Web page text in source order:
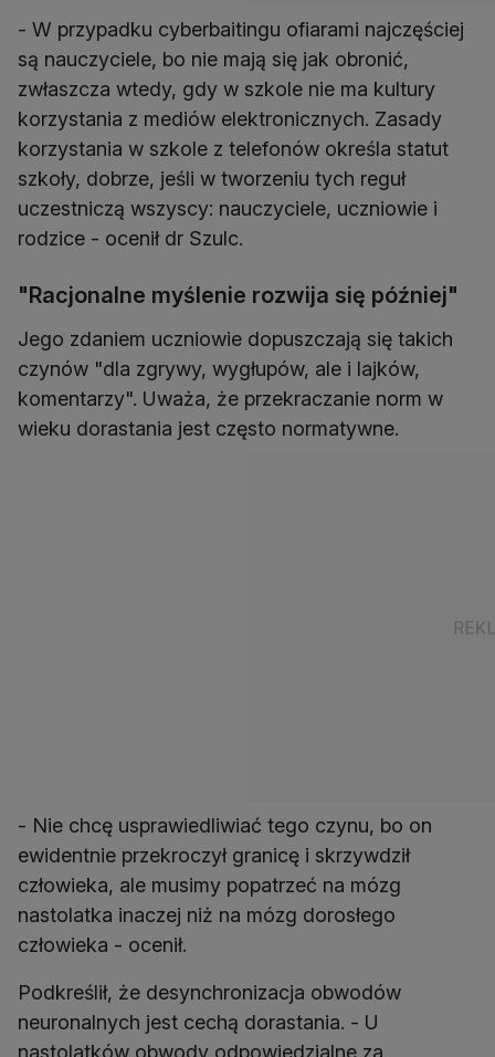
- W przypadku cyberbaitingu ofiarami najczęściej
są nauczyciele, bo nie mają się jak obronić,
zwłaszcza wtedy, gdy w szkole nie ma kultury
korzystania z mediów elektronicznych. Zasady
korzystania w szkole z telefonów określa statut
szkoły, dobrze, jeśli w tworzeniu tych reguł
uczestniczą wszyscy: nauczyciele, uczniowie i
rodzice - ocenił dr Szulc.
"Racjonalne myślenie rozwija się później"
Jego zdaniem uczniowie dopuszczają się takich
czynów "dla zgrywy, wygłupów, ale i lajków,
komentarzy". Uważa, że przekraczanie norm w
wieku dorastania jest często normatywne.
- Nie chcę usprawiedliwiać tego czynu, bo on
ewidentnie przekroczył granicę i skrzywdził
człowieka, ale musimy popatrzeć na mózg
nastolatka inaczej niż na mózg dorosłego
człowieka - ocenił.
Podkreślił, że desynchronizacja obwodów
neuronalnych jest cechą dorastania. - U
nastolatków obwody odpowiedzialne za